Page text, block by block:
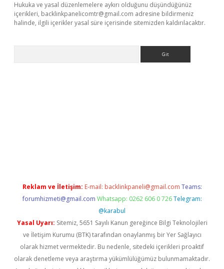
Hukuka ve yasal düzenlemelere aykırı olduğunu düşündüğünüz
içerikleri, backlinkpanelicomtr@gmail.com adresine bildirmeniz
halinde, ilgili içerikler yasal süre içerisinde sitemizden kaldırılacaktır.
Reklam ve İletişim: E-mail: backlinkpaneli@gmail.com Teams:
forumhizmeti@gmail.com Whatsapp: 0262 606 0 726 Telegram:
@karabul
Yasal Uyarı: Sitemiz, 5651 Sayılı Kanun gereğince Bilgi Teknolojileri
ve İletişim Kurumu (BTK) tarafından onaylanmış bir Yer Sağlayıcı
olarak hizmet vermektedir. Bu nedenle, sitedeki içerikleri proaktif
olarak denetleme veya araştırma yükümlülüğümüz bulunmamaktadır.